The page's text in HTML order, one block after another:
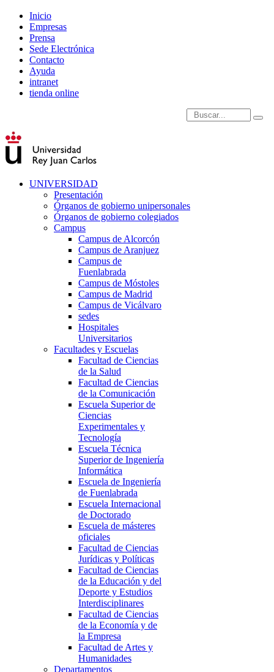
Inicio
Empresas
Prensa
Sede Electrónica
Contacto
Ayuda
intranet
tienda online
Introduce términos de
UNIVERSIDAD
Presentación
Órganos de gobierno unipersonales
Órganos de gobierno colegiados
Campus
Campus de Alcorcón
Campus de Aranjuez
Campus de
Fuenlabrada
Campus de Móstoles
Campus de Madrid
Campus de Vicálvaro
sedes
Hospitales
Universitarios
Facultades y Escuelas
Facultad de Ciencias
de la Salud
Facultad de Ciencias
de la Comunicación
Escuela Superior de
Ciencias
Experimentales y
Tecnología
Escuela Técnica
Superior de Ingeniería
Informática
Escuela de Ingeniería
de Fuenlabrada
Escuela Internacional
de Doctorado
Escuela de másteres
oficiales
Facultad de Ciencias
Jurídicas y Políticas
Facultad de Ciencias
de la Educación y del
Deporte y Estudios
Interdisciplinares
Facultad de Ciencias
de la Economía y de
la Empresa
Facultad de Artes y
Humanidades
Departamentos